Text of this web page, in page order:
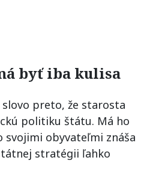
byť iba kulisa
preto, že starosta
politiku štátu. Má ho
svojimi obyvateľmi znáša
stratégii ľahko